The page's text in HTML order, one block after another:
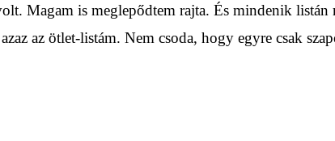
Magam is meglepődtem rajta. És mindenik
az ötlet-listám. Nem csoda, hogy egyre csak